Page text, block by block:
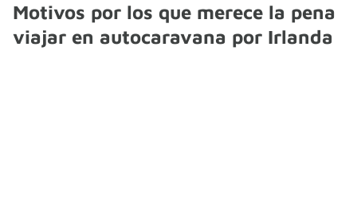
Motivos por los que merece la pena
viajar en autocaravana por Irlanda